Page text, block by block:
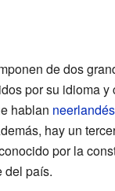
de dos
por su idioma y
hablan neerlandés
hay un
por la
del país.